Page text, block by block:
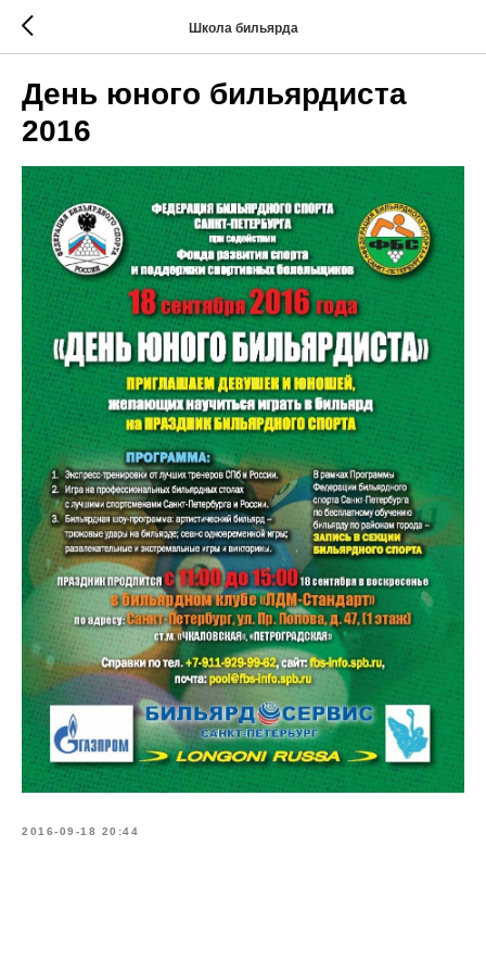
Школа бильярда
День юного бильярдиста
2016
2016-09-18 20:44